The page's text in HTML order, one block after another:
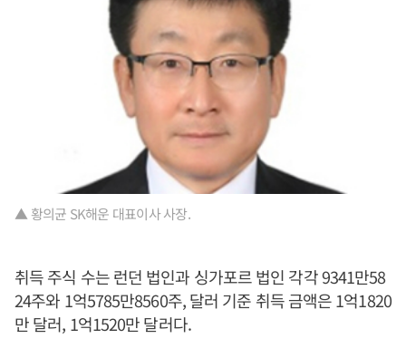
▲ 황의균 SK해운 대표이사 사장.
취득 주식 수는 런던 법인과 싱가포르 법인 각각 9341만58
24주와 1억5785만8560주, 달러 기준 취득 금액은 1억1820
만 달러, 1억1520만 달러다.